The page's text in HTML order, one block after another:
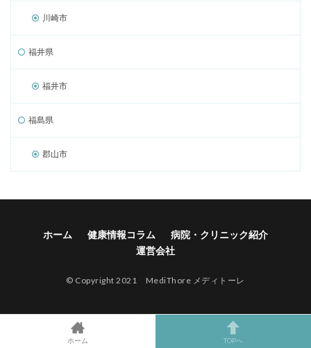
川崎市
福井県
福井市
福島県
郡山市
ホーム 健康情報コラム
病院・クリニック紹介
運営会社
© Copyright 2021 MediThore メディトーレ
ホーム TOPへ